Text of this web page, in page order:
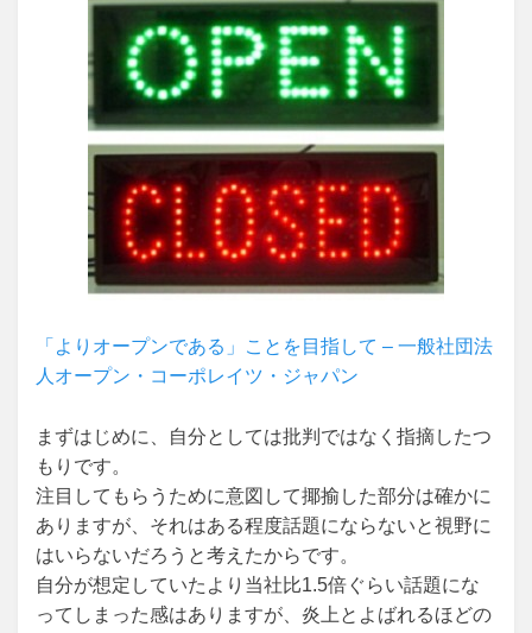
「よりオープンである」ことを目指して – 一般社団法
人オープン・コーポレイツ・ジャパン
まずはじめに、自分としては批判ではなく指摘したつ
もりです。
注目してもらうために意図して揶揄した部分は確かに
ありますが、それはある程度話題にならないと視野に
はいらないだろうと考えたからです。
自分が想定していたより当社比1.5倍ぐらい話題にな
ってしまった感はありますが、炎上とよばれるほどの